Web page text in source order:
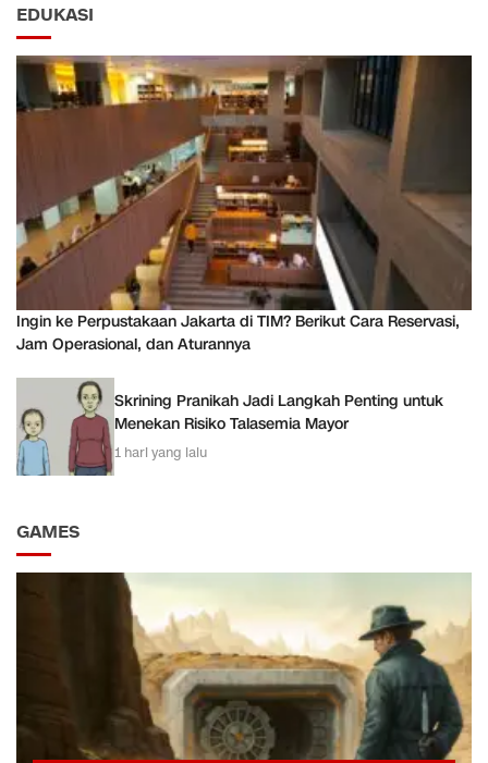
EDUKASI
Ingin ke Perpustakaan Jakarta di TIM? Berikut Cara Reservasi,
Jam Operasional, dan Aturannya
Skrining Pranikah Jadi Langkah Penting untuk
Menekan Risiko Talasemia Mayor
1 hari yang lalu
GAMES